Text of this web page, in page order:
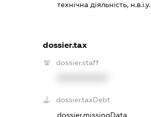
технічна діяльність, н.в.і.у.
dossier.tax
dossier.staff
dossier.taxDebt
dossier.missingData